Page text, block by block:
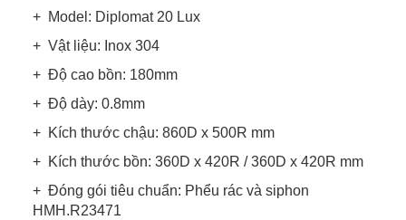
+ Model: Diplomat 20 Lux
+ Vật liệu: Inox 304
+ Độ cao bồn: 180mm
+ Độ dày: 0.8mm
+ Kích thước chậu: 860D x 500R mm
+ Kích thước bồn: 360D x 420R / 360D x 420R mm
+ Đóng gói tiêu chuẩn: Phểu rác và siphon
HMH.R23471